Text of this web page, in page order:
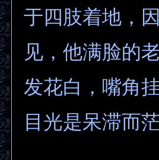
于四肢着地，
见，他满脸的
发花白，嘴角
目光是呆滞而